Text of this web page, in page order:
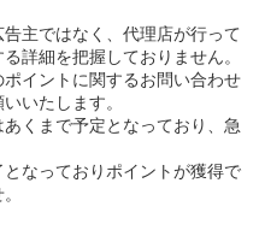
主ではなく、代理店が行って
詳細を把握しておりません。
イントに関するお問い合わせ
いたします。
くまで予定となっており、急
なっておりポイントが獲得で